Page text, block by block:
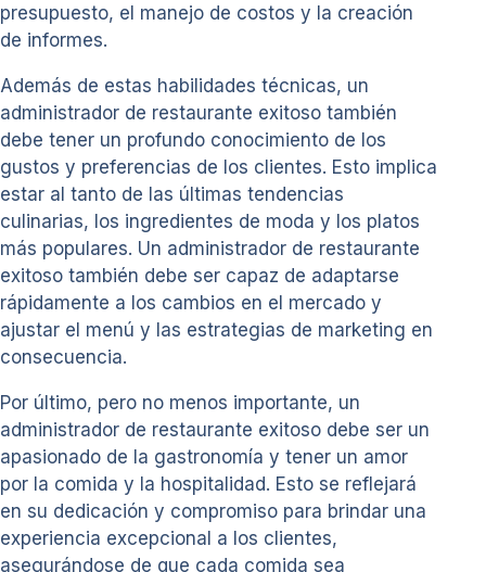
presupuesto, el manejo de costos y la creación
de informes.
Además de estas habilidades técnicas, un
administrador de restaurante exitoso también
debe tener un profundo conocimiento de los
gustos y preferencias de los clientes. Esto implica
estar al tanto de las últimas tendencias
culinarias, los ingredientes de moda y los platos
más populares. Un administrador de restaurante
exitoso también debe ser capaz de adaptarse
rápidamente a los cambios en el mercado y
ajustar el menú y las estrategias de marketing en
consecuencia.
Por último, pero no menos importante, un
administrador de restaurante exitoso debe ser un
apasionado de la gastronomía y tener un amor
por la comida y la hospitalidad. Esto se reflejará
en su dedicación y compromiso para brindar una
experiencia excepcional a los clientes,
asegurándose de que cada comida sea